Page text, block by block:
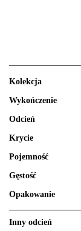
Kolekcja
Wykończenie
Odcień
Krycie
Pojemność
Gęstość
Opakowanie
Inny odcień